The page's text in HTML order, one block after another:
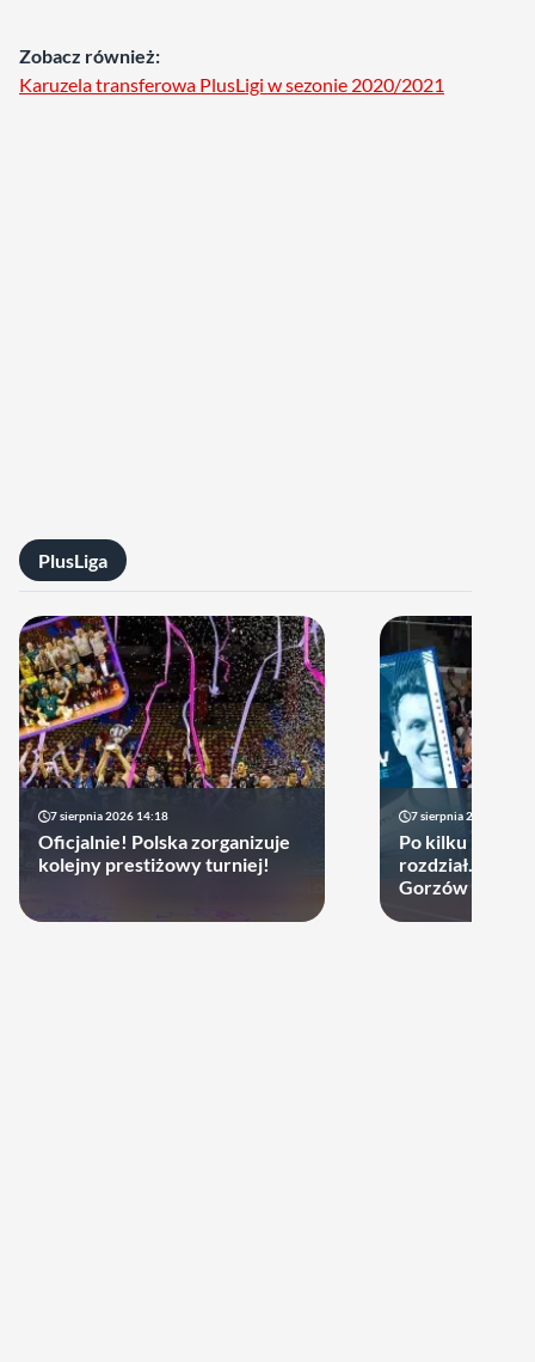
Zobacz również:
Karuzela transferowa PlusLigi w sezonie 2020/2021
PlusLiga
7 sierpnia 2026 14:18
Oficjalnie! Polska zorganizuje
kolejny prestiżowy turniej!
7 sierpnia 2026 13:49
Po kilku latach
rozdział.
Gorzów może